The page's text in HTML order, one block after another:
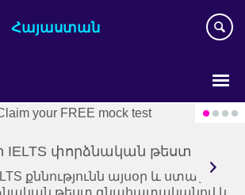
Հայաստան
IELTS փորձնական թեստ
քննությունն այսօր և ստացե'ք
թեստ գնահատականով և